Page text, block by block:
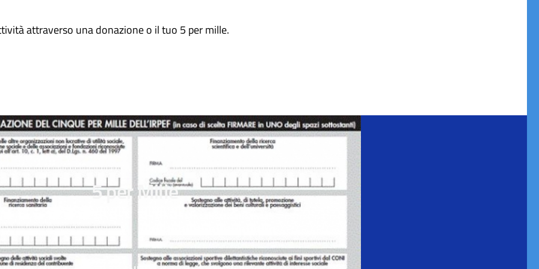
attraverso una donazione o il tuo 5 per mille.
5 per Mille